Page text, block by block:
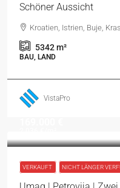
Schöner Aussicht
Kroatien, Istrien, Buje,
5342m²
BAU, LAND
VistaPro
VERKAUFT NICHT LÄNGER